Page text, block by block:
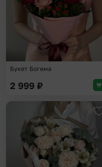
Букет Богема
2 999 ₽